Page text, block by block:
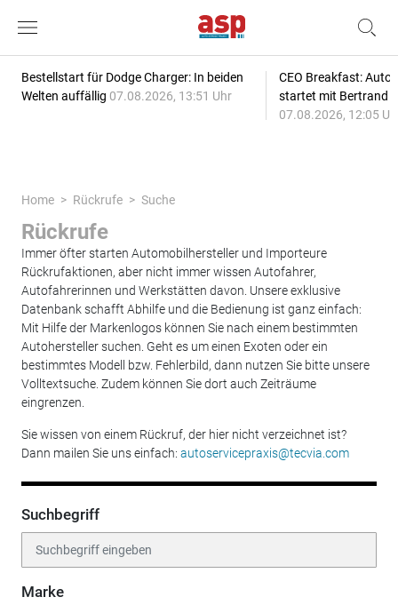
Bestellstart für Dodge Charger: In beiden
Welten auffällig 07.08.2026, 13:51 Uhr
CEO Breakfast:
startet mit Bertrand
07.08.2026, 12:05
Home Rückrufe Suche
Rückrufe
Immer öfter starten Automobilhersteller und Importeure
Rückrufaktionen, aber nicht immer wissen Autofahrer,
Autofahrerinnen und Werkstätten davon. Unsere exklusive
Datenbank schafft Abhilfe und die Bedienung ist ganz einfach:
Mit Hilfe der Markenlogos können Sie nach einem bestimmten
Autohersteller suchen. Geht es um einen Exoten oder ein
bestimmtes Modell bzw. Fehlerbild, dann nutzen Sie bitte unsere
Volltextsuche. Zudem können Sie dort auch Zeiträume
eingrenzen.
Sie wissen von einem Rückruf, der hier nicht verzeichnet ist?
Dann mailen Sie uns einfach: autoservicepraxis@tecvia.com
Suchbegriff
Marke